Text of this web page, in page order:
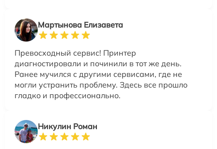
Мартынова Елизавета
Превосходный сервис! Принтер
диагностировали и починили в тот же день.
Ранее мучился с другими сервисами, где не
могли устранить проблему. Здесь все прошло
гладко и профессионально.
Никулин Роман